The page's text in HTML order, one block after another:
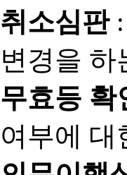
취소심판:
변경을 하
무효등 확
여부에 대